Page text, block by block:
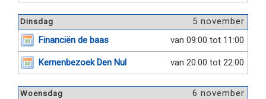
5 november
Dinsdag
van 09:00 tot 11:00
Financiën de baas
van 20:00 tot 22:00
Kernenbezoek Den Nul
6 november
Woensdag